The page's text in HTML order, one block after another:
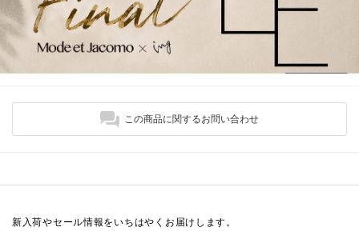
この商品に関するお問い合わせ
新入荷やセール情報をいちはやくお届けします。